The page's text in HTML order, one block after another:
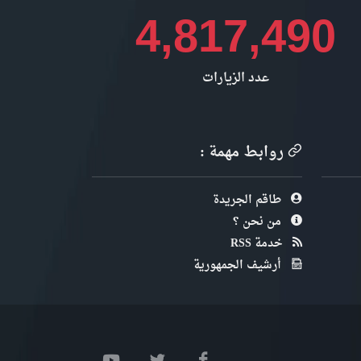
4,817,490
عدد الزيارات
روابط مهمة :
طاقم الجريدة
من نحن ؟
خدمة RSS
أرشيف الجمهورية